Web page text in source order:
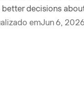
decisions
emJun 6,